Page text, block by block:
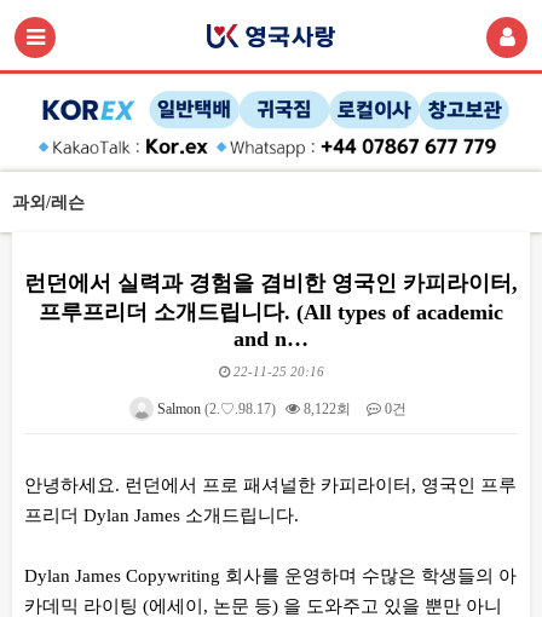
과외/레슨
런던에서 실력과 경험을 겸비한 영국인 카피라이터,
프루프리더 소개드립니다. (All types of academic
and n…
22-11-25 20:16
Salmon (2.♡.98.17) 8,122회 0건
안녕하세요. 런던에서 프로 패셔널한 카피라이터, 영국인 프루
프리더 Dylan James 소개드립니다.
Dylan James Copywriting 회사를 운영하며 수많은 학생들의 아
카데믹 라이팅 (에세이, 논문 등) 을 도와주고 있을 뿐만 아니